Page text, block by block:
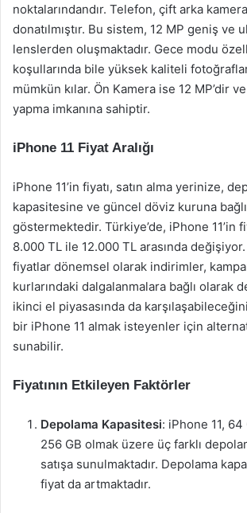
noktalarındandır. Telefon, çift arka
donatılmıştır. Bu sistem, 12 MP geniş ve
lenslerden oluşmaktadır. Gece modu
koşullarında bile yüksek kaliteli
mümkün kılar. Ön Kamera ise 12 MP’dir
yapma imkanına sahiptir.
iPhone 11 Fiyat Aralığı
iPhone 11’in fiyatı, satın alma yerinize,
kapasitesine ve güncel döviz kuruna
göstermektedir. Türkiye’de, iPhone 11’in
8.000 TL ile 12.000 TL arasında
fiyatlar dönemsel olarak indirimler,
kurlarındaki dalgalanmalara bağlı olarak
ikinci el piyasasında da
bir iPhone 11 almak isteyenler için
sunabilir.
Fiyatının Etkileyen Faktörler
Depolama Kapasitesi: iPhone 11, 64
256 GB olmak üzere üç farklı
satışa sunulmaktadır. Depolama
fiyat da artmaktadır.